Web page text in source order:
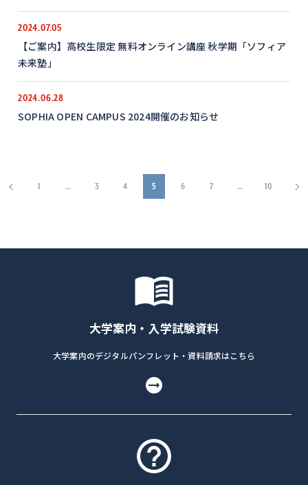
2024.07.05
【ご案内】高校生限定 無料オンライン講座 秋学期「ソフィア
未来塾」
2024.06.28
SOPHIA OPEN CAMPUS 2024開催のお知らせ
1 … 3 4 5 6 7 … 10
大学案内・入学試験資料
大学案内のデジタルパンフレット・資料請求はこちら